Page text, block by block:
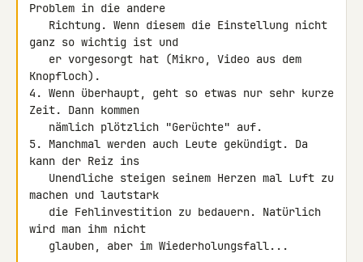
Problem in die andere
ganz so wichtig ist und
Knopfloch).
4. Wenn überhaupt, geht so etwas nur sehr kurze
Zeit. Dann kommen
5. Manchmal werden auch Leute gekündigt. Da
kann der Reiz ins
machen und lautstark
wird man ihm nicht